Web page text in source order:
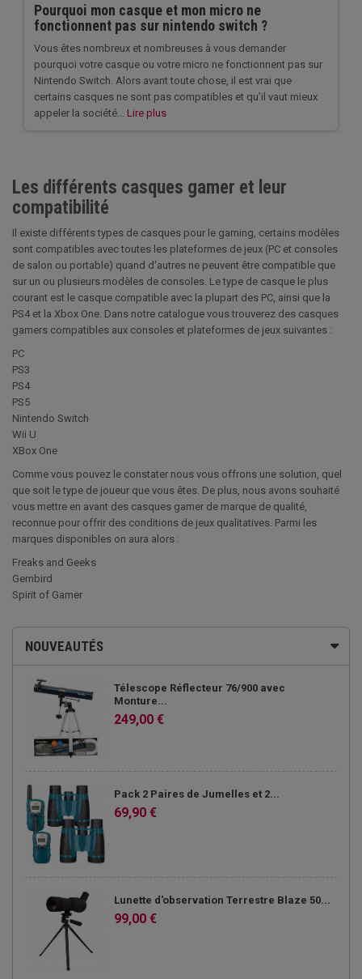
NOUVEAUTÉS
Télescope Réflecteur 76/900 avec
Monture...
249,00 €
Pack 2 Paires de Jumelles et 2...
69,90 €
Lunette d'observation Terrestre Blaze 50...
99,00 €
Pourquoi mon casque et mon micro ne
fonctionnent pas sur nintendo switch ?
Vous êtes nombreux et nombreuses à vous demander
pourquoi votre casque ou votre micro ne fonctionnent pas sur
Nintendo Switch. Alors avant toute chose, il est vrai que
certains casques ne sont pas compatibles et qu’il vaut mieux
appeler la société... Lire plus
Les différents casques gamer et leur
compatibilité
Il existe différents types de casques pour le gaming, certains modèles
sont compatibles avec toutes les plateformes de jeux (PC et consoles
de salon ou portable) quand d'autres ne peuvent être compatible que
sur un ou plusieurs modèles de consoles. Le type de casque le plus
courant est le casque compatible avec la plupart des PC, ainsi que la
PS4 et la Xbox One. Dans notre catalogue vous trouverez des casques
gamers compatibles aux consoles et plateformes de jeux suivantes :
PC
PS3
PS4
PS5
Nintendo Switch
Wii U
XBox One
Comme vous pouvez le constater nous vous offrons une solution, quel
que soit le type de joueur que vous êtes. De plus, nous avons souhaité
vous mettre en avant des casques gamer de marque de qualité,
reconnue pour offrir des conditions de jeux qualitatives. Parmi les
marques disponibles on aura alors :
Freaks and Geeks
Gembird
Spirit of Gamer